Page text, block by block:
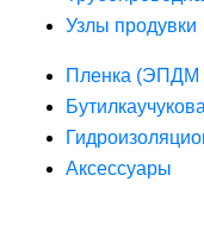
Узлы продувки
Пленка (ЭПДМ
Аксессуары